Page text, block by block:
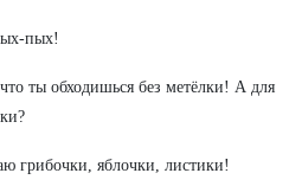
пых!
ты обходишься без метёлки! А для
грибочки, яблочки, листики!